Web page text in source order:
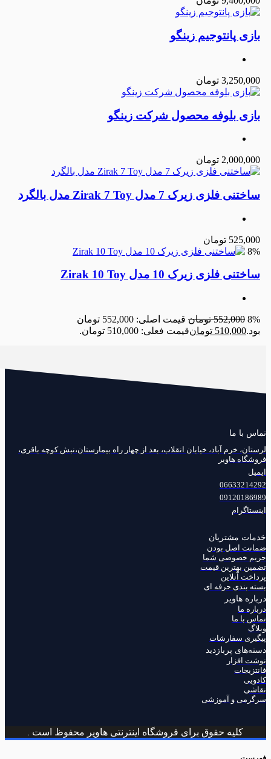
بازی پانتوجیم زینگو
3,250,000 تومان
بازی بلوفه محصول شرکت زینگو
2,000,000 تومان
ساختنی فلزی زیرک 7 مدل Zirak 7 Toy مدل بالگرد
525,000 تومان
8%
ساختنی فلزی زیرک 10 مدل Zirak 10 Toy
8%
552,000 تومان
قیمت اصلی: 552,000 تومان
بود.510,000 تومانقیمت فعلی: 510,000 تومان.
تماس با ما
لرستان، خرم آباد، خیابان انقلاب، بعد از چهار راه بیمارستان،نبش کوچه باقری،
فروشگاه هاویر
ایمیل
06633214292
09120186989
اینستاگرام
خدمات مشتریان
ضمانت اصل بودن
حریم خصوصی شما
تضمین بهترین قیمت
پرداخت آنلاین
بسته بندی حرفه ای
درباره‌ هاویر
درباره‌ ما
تماس با ما
وبلاگ
پیگیری سفارشات
دسته‌های پربازدید
نوشت افزار
فانتزیجات
کادویی
نقاشی
سرگرمی و آموزشی
کلیه حقوق برای فروشگاه اینترنتی هاویر محفوظ است .